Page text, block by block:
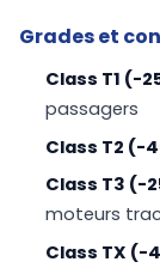
Grades et
Class T1 (-
passagers
Class T2 (-
Class T3 (-
moteurs
Class TX (-